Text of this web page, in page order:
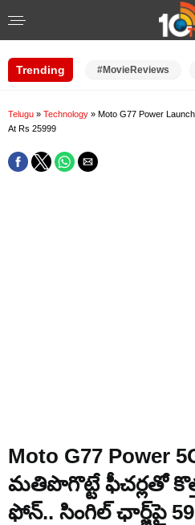
Trending #MovieReviews
Telugu » Technology » Moto G77 Power
At Rs 25999
Moto G77 Power
మతిపొగొట్టే ఫీచర్లతో
ఫోన్.. సింగిల్ ఛార్జ్‌పై